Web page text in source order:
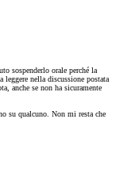
sospenderlo orale perché la
leggere nella discussione postata
anche se non ha sicuramente
su qualcuno. Non mi resta che